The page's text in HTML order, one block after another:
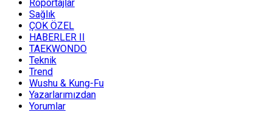
Röportajlar
Sağlık
ÇOK ÖZEL
HABERLER II
TAEKWONDO
Teknik
Trend
Wushu & Kung-Fu
Yazarlarımızdan
Yorumlar